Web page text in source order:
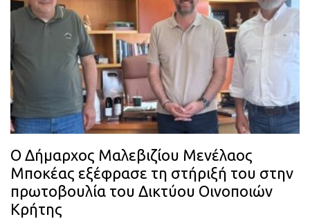
Ο Δήμαρχος Μαλεβιζίου Μενέλαος
Μποκέας εξέφρασε τη στήριξή του στην
πρωτοβουλία του Δικτύου Οινοποιών
Κρήτης